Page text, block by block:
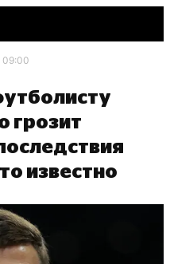
09:00
грозит
известно